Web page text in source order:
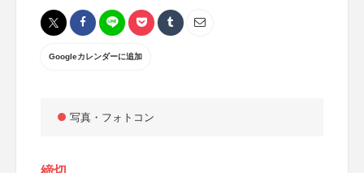
Googleカレンダーに追加
写真・フォトコン